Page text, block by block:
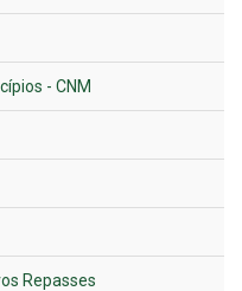
- CNM
Repasses